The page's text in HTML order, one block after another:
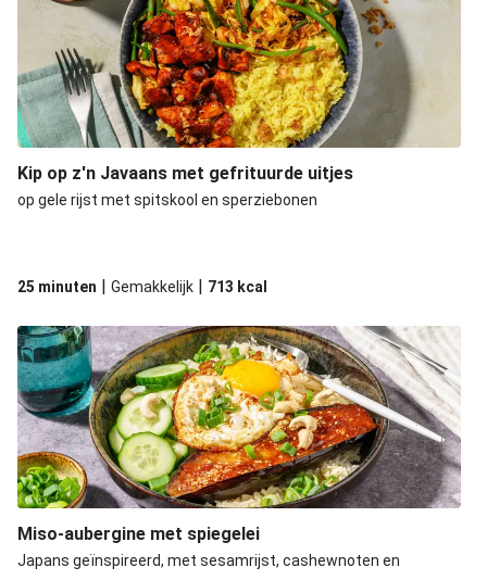
Kip op z'n Javaans met gefrituurde uitjes
op gele rijst met spitskool en sperziebonen
25 minuten | Gemakkelijk | 713 kcal
Miso-aubergine met spiegelei
Japans geïnspireerd, met sesamrijst, cashewnoten en